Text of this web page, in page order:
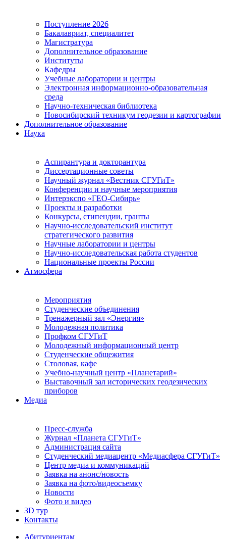
Поступление 2026
Бакалавриат, специалитет
Магистратура
Дополнительное образование
Институты
Кафедры
Учебные лаборатории и центры
Электронная информационно-образовательная
среда
Научно-техническая библиотека
Новосибирский техникум геодезии и картографии
Дополнительное образование
Наука
Аспирантура и докторантура
Диссертационные советы
Научный журнал «Вестник СГУГиТ»
Конференции и научные мероприятия
Интерэкспо «ГЕО-Сибирь»
Проекты и разработки
Конкурсы, стипендии, гранты
Научно-исследовательский институт
стратегического развития
Научные лаборатории и центры
Научно-исследовательская работа студентов
Национальные проекты России
Атмосфера
Мероприятия
Студенческие объединения
Тренажерный зал «Энергия»
Молодежная политика
Профком СГУГиТ
Молодежный информационный центр
Студенческие общежития
Столовая, кафе
Учебно-научный центр «Планетарий»
Выставочный зал исторических геодезических
приборов
Медиа
Пресс-служба
Журнал «Планета СГУГиТ»
Администрация сайта
Студенческий медиацентр «Медиасфера СГУГиТ»
Центр медиа и коммуникаций
Заявка на анонс/новость
Заявка на фото/видеосъемку
Новости
Фото и видео
3D тур
Контакты
Абитуриентам